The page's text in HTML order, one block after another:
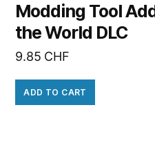
Modding Tool
the World DLC
9.85 CHF
ADD TO CART